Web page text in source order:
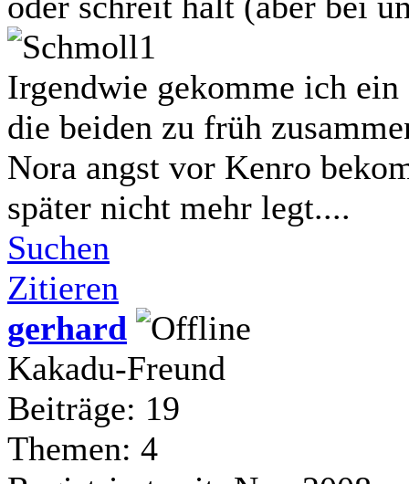
Irgendwie gekomme ich ein
die beiden zu früh
Nora angst vor Kenro
später nicht mehr legt....
Suchen
Zitieren
gerhard
Kakadu-Freund
Beiträge: 19
Themen: 4